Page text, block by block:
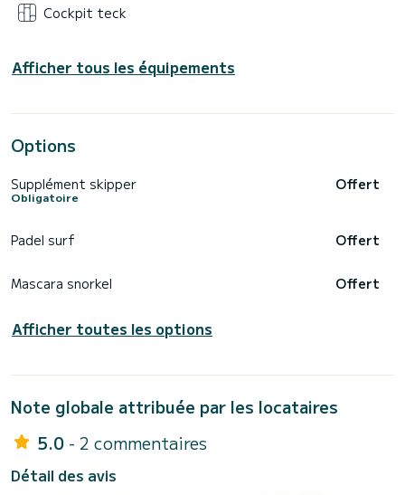
Cockpit teck
Afficher tous les équipements
Options
Supplément skipper
Obligatoire
Offert
Padel surf Offert
Mascara snorkel Offert
Afficher toutes les options
Note globale attribuée par les locataires
5.0 - 2 commentaires
Détail des avis